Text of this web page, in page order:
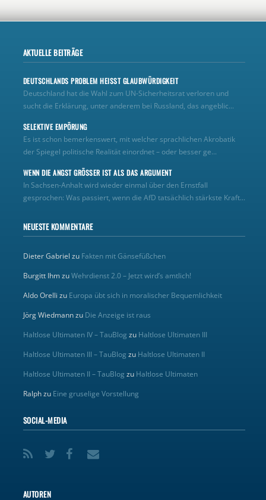
AKTUELLE BEITRÄGE
DEUTSCHLANDS PROBLEM HEISST GLAUBWÜRDIGKEIT
Deutschland hat die Wahl zum UN‑Sicherheitsrat verloren und
sucht die Erklärung, unter anderem bei Russland, das angeblic...
SELEKTIVE EMPÖRUNG
Es ist schon bemerkenswert, mit welcher sprachlichen Akrobatik
der Spiegel politische Realität einordnet – oder besser ge...
WENN DIE ANGST GRÖSSER IST ALS DAS ARGUMENT
In Sachsen-Anhalt wird wieder einmal über den Ernstfall
gesprochen: Was passiert, wenn die AfD tatsächlich stärkste Kraft...
NEUESTE KOMMENTARE
Dieter Gabriel zu Fakten mit Gänsefüßchen
Burgitt IhmzuWehrdienst 2.0 – Jetzt wird’s amtlich!
Aldo Orelli zu Europa übt sich in moralischer Bequemlichkeit
Jörg Wiedmannzu Die Anzeige ist raus
Haltlose Ultimaten IV – TauBlog zu Haltlose Ultimaten III
Haltlose Ultimaten III – TauBlog zu Haltlose Ultimaten II
Haltlose Ultimaten II – TauBlog zu Haltlose Ultimaten
Ralphzu Eine gruselige Vorstellung
SOCIAL-MEDIA
AUTOREN